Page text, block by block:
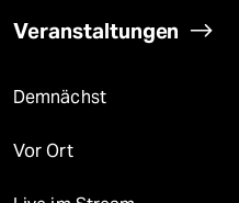
Veranstaltungen
Demnächst
Vor Ort